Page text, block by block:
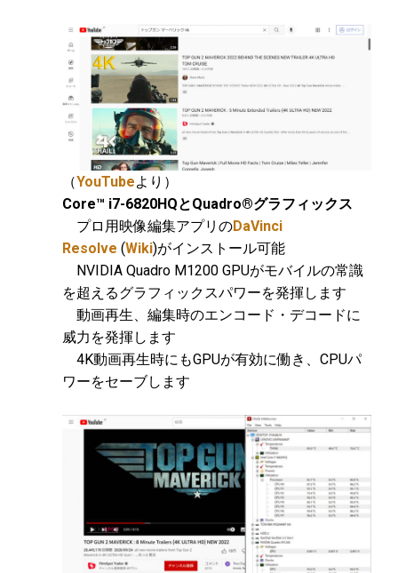
（YouTubeより）
Core™ i7-6820HQとQuadro®グラフィックス
プロ用映像編集アプリのDaVinci
Resolve (Wiki)がインストール可能
NVIDIA Quadro M1200 GPUがモバイルの常識
を超えるグラフィックスパワーを発揮します
動画再生、編集時のエンコード・デコードに
威力を発揮します
4K動画再生時にもGPUが有効に働き、CPUパ
ワーをセーブします